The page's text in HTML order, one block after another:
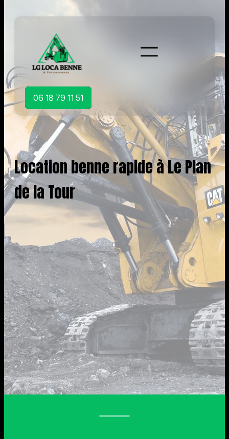
06 18 79 11 51
Location benne rapide à Le Plan
de la Tour